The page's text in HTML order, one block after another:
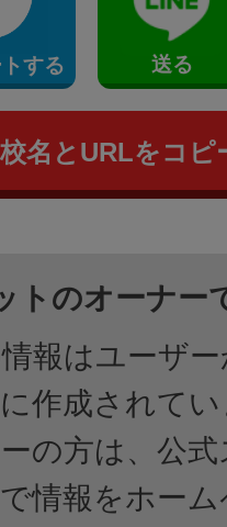
する 送る
名とURLをコピ
トのオーナー
報はユーザ
作成されて
の方は、公
情報をホー